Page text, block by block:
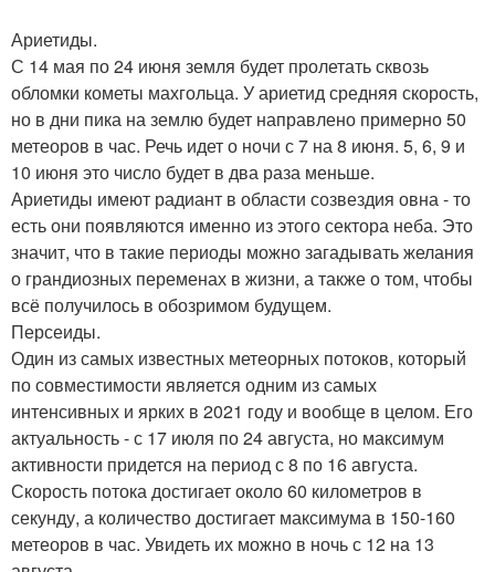
Ариетиды.
С 14 мая по 24 июня земля будет пролетать сквозь
обломки кометы махгольца. У ариетид средняя скорость,
но в дни пика на землю будет направлено примерно 50
метеоров в час. Речь идет о ночи с 7 на 8 июня. 5, 6, 9 и
10 июня это число будет в два раза меньше.
Ариетиды имеют радиант в области созвездия овна - то
есть они появляются именно из этого сектора неба. Это
значит, что в такие периоды можно загадывать желания
о грандиозных переменах в жизни, а также о том, чтобы
всё получилось в обозримом будущем.
Персеиды.
Один из самых известных метеорных потоков, который
по совместимости является одним из самых
интенсивных и ярких в 2021 году и вообще в целом. Его
актуальность - с 17 июля по 24 августа, но максимум
активности придется на период с 8 по 16 августа.
Скорость потока достигает около 60 километров в
секунду, а количество достигает максимума в 150-160
метеоров в час. Увидеть их можно в ночь с 12 на 13